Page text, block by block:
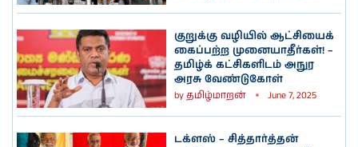
குறுக்கு வழியில் ஆட்சியைக்
கைப்பற்ற முனையாதீர்கள்! –
தமிழ்க் கட்சிகளிடம் அநுர
அரசு வேண்டுகோள்
byதமிழ்மாறன் June 7, 2025
டக்ளஸ் – சித்தார்த்தன்